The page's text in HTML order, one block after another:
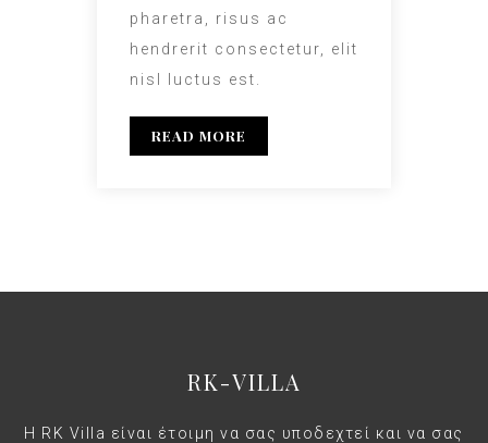
pharetra, risus ac
hendrerit consectetur, elit
nisl luctus est.
READ MORE
RK-VILLA
Η RK Villa είναι έτοιμη να σας υποδεχτεί και να σας